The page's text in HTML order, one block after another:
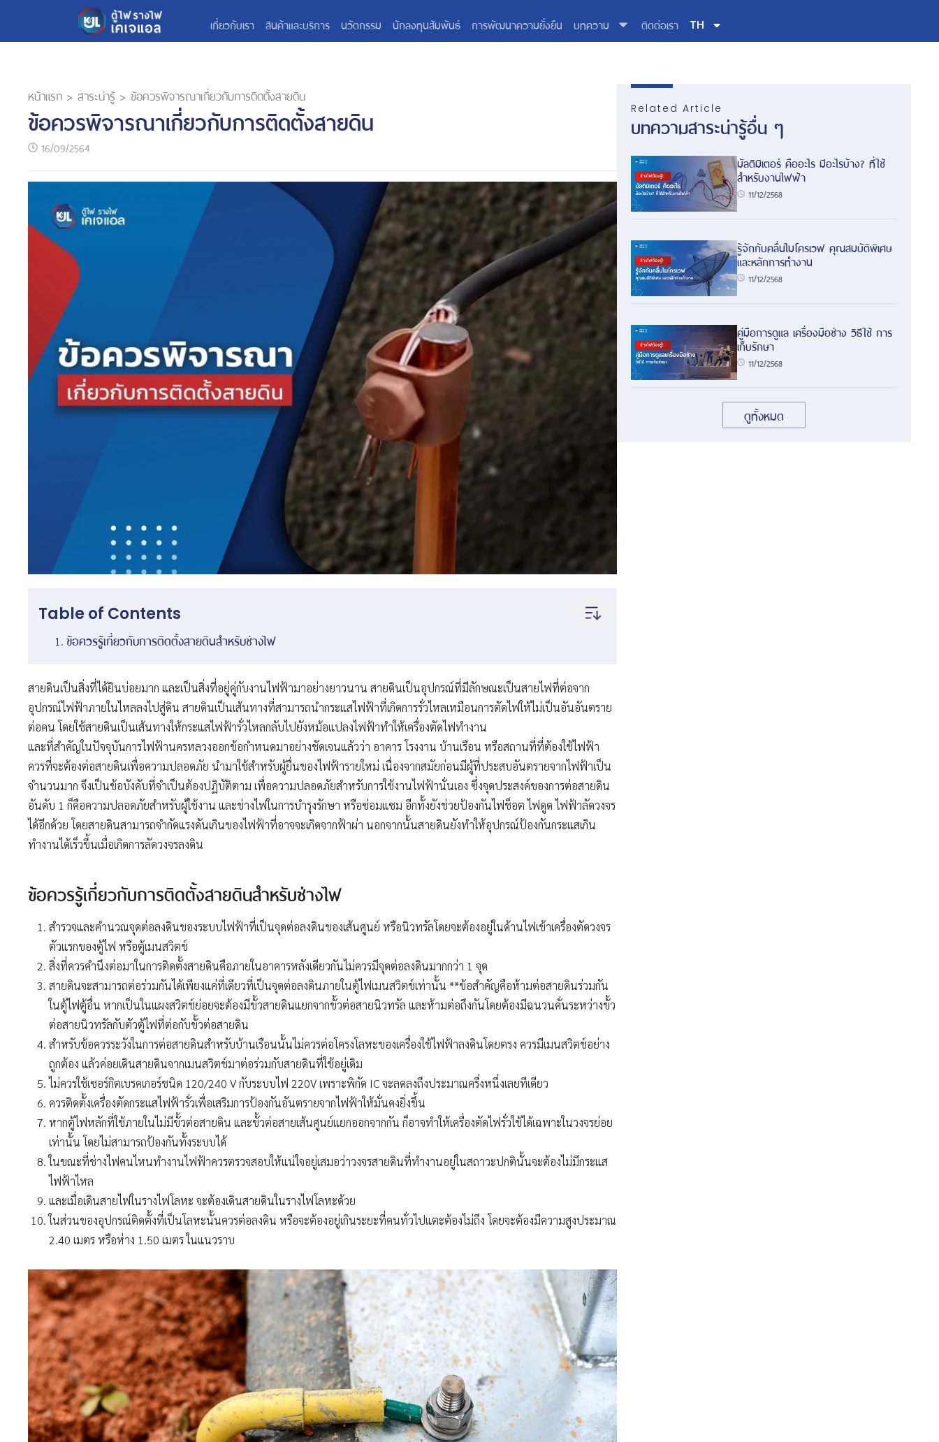
เกี่ยวกับเรา สินค้าและบริการ นวัตกรรม นักลงทุนสัมพันธ์ การพัฒนาความยั่งยืน บทความ ติดต่อเรา TH
หน้าแรก > สาระน่ารู้ > ข้อควรพิจารณาเกี่ยวกับการติดตั้งสายดิน
ข้อควรพิจารณาเกี่ยวกับการติดตั้งสายดิน
16/09/2564
Table of Contents
ข้อควรรู้เกี่ยวกับการติดตั้งสายดินสำหรับช่างไฟ
สายดินเป็นสิ่งที่ได้ยินบ่อยมาก และเป็นสิ่งที่อยู่คู่กับงานไฟฟ้ามาอย่างยาวนาน สายดินเป็นอุปกรณ์ที่มีลักษณะเป็นสายไฟที่ต่อจาก
อุปกรณ์ไฟฟ้าภายในไหลลงไปสู่ดิน สายดินเป็นเส้นทางที่สามารถนำกระแสไฟฟ้าที่เกิดการรั่วไหลเหมือนการตัดไฟให้ไม่เป็นอันอันตราย
ต่อคน โดยใช้สายดินเป็นเส้นทางให้กระแสไฟฟ้ารั่วไหลกลับไปยังหม้อแปลงไฟฟ้าทำให้เครื่องตัดไฟทำงาน
และที่สำคัญในปัจจุบันการไฟฟ้านครหลวงออกข้อกำหนดมาอย่างชัดเจนแล้วว่า อาคาร โรงงาน บ้านเรือน หรือสถานที่ที่ต้องใช้ไฟฟ้า
ควรที่จะต้องต่อสายดินเพื่อความปลอดภัย นำมาใช้สำหรับผู้ยื่นของไฟฟ้ารายใหม่ เนื่องจากสมัยก่อนมีผู้ที่ประสบอันตรายจากไฟฟ้าเป็น
จำนวนมาก จึงเป็นข้อบังคับที่จำเป็นต้องปฏิบัติตาม เพื่อความปลอดภัยสำหรับการใช้งานไฟฟ้านั่นเอง ซึ่งจุดประสงค์ของการต่อสายดิน
อันดับ 1 ก็คือความปลอดภัยสำหรับผู้ใช้งาน และช่างไฟในการบำรุงรักษา หรือซ่อมแซม อีกทั้งยังช่วยป้องกันไฟช็อต ไฟดูด ไฟฟ้าลัดวงจร
ได้อีกด้วย โดยสายดินสามารถจำกัดแรงดันเกินของไฟฟ้าที่อาจจะเกิดจากฟ้าผ่า นอกจากนั้นสายดินยังทำให้อุปกรณ์ป้องกันกระแสเกิน
ทำงานได้เร็วขึ้นเมื่อเกิดการลัดวงจรลงดิน
ข้อควรรู้เกี่ยวกับการติดตั้งสายดินสำหรับช่างไฟ
สำรวจและคำนวณจุดต่อลงดินของระบบไฟฟ้าที่เป็นจุดต่อลงดินของเส้นศูนย์ หรือนิวทรัลโดยจะต้องอยู่ในด้านไฟเข้าเครื่องตัดวงจร
ตัวแรกของตู้ไฟ หรือตู้เมนสวิตช์
สิ่งที่ควรคำนึงต่อมาในการติดตั้งสายดินคือภายในอาคารหลังเดียวกันไม่ควรมีจุดต่อลงดินมากกว่า 1 จุด
สายดินจะสามารถต่อร่วมกันได้เพียงแค่ที่เดียวที่เป็นจุดต่อลงดินภายในตู้ไฟเมนสวิตช์เท่านั้น **ข้อสำคัญคือห้ามต่อสายดินร่วมกัน
ในตู้ไฟตู้อื่น หากเป็นในแผงสวิตช์ย่อยจะต้องมีขั้วสายดินแยกจากขั้วต่อสายนิวทรัล และห้ามต่อถึงกันโดยต้องมีฉนวนคั่นระหว่างขั้ว
ต่อสายนิวทรัลกับตัวตู้ไฟที่ต่อกับขั้วต่อสายดิน
สำหรับข้อควรระวังในการต่อสายดินสำหรับบ้านเรือนนั้นไม่ควรต่อโครงโลหะของเครื่องใช้ไฟฟ้าลงดินโดยตรง ควรมีเมนสวิตช์อย่าง
ถูกต้อง แล้วค่อยเดินสายดินจากเมนสวิตช์มาต่อร่วมกับสายดินที่ใช้อยู่เดิม
ไม่ควรใช้เซอร์กิตเบรคเกอร์ชนิด 120/240 V กับระบบไฟ 220V เพราะพิกัด IC จะลดลงถึงประมาณครึ่งหนึ่งเลยทีเดียว
ควรติดตั้งเครื่องตัดกระแสไฟฟ้ารั่วเพื่อเสริมการป้องกันอันตรายจากไฟฟ้าให้มั่นคงยิ่งขึ้น
หากตู้ไฟหลักที่ใช้ภายในไม่มีขั้วต่อสายดิน และขั้วต่อสายเส้นศูนย์แยกออกจากกัน ก็อาจทำให้เครื่องตัดไฟรั่วใช้ได้เฉพาะในวงจรย่อย
เท่านั้น โดยไม่สามารถป้องกันทั้งระบบได้
ในขณะที่ช่างไฟคนไหนทำงานไฟฟ้าควรตรวจสอบให้แน่ใจอยู่เสมอว่าวงจรสายดินที่ทำงานอยู่ในสถาวะปกตินั้นจะต้องไม่มีกระแส
ไฟฟ้าไหล
และเมื่อเดินสายไฟในรางไฟโลหะ จะต้องเดินสายดินในรางไฟโลหะด้วย
ในส่วนของอุปกรณ์ติดตั้งที่เป็นโลหะนั้นควรต่อลงดิน หรือจะต้องอยู่เกินระยะที่คนทั่วไปแตะต้องไม่ถึง โดยจะต้องมีความสูงประมาณ
2.40 เมตร หรือห่าง 1.50 เมตร ในแนวราบ
Related Article
บทความสาระน่ารู้อื่น ๆ
มัลติมิเตอร์ คืออะไร มีอะไรบ้าง? ที่ใช้
สำหรับงานไฟฟ้า
11/12/2568
รู้จักกับคลื่นไมโครเวฟ คุณสมบัติพิเศษ
และหลักการทำงาน
11/12/2568
คู่มือการดูแล เครื่องมือช่าง วิธีใช้ การ
เก็บรักษา
11/12/2568
ดูทั้งหมด